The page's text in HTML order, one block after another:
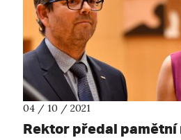
04 / 10 / 2021
Rektor předal pamětní